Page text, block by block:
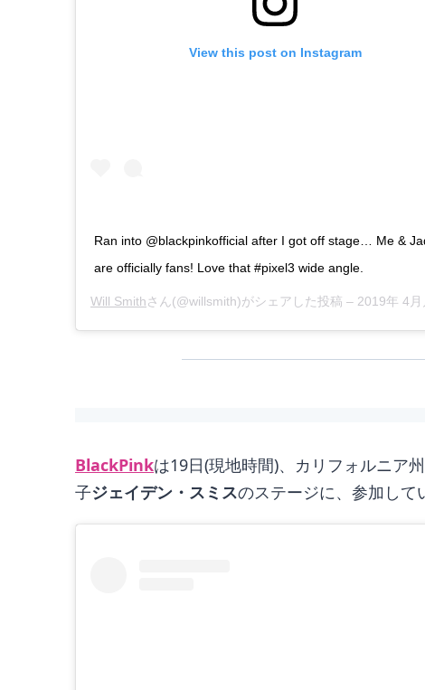
View this post on Instagram
Ran into @blackpinkofficial after I got off stage… Me &
are officially fans! Love that #pixel3 wide angle.
Will Smithさん(@willsmith)がシェアした投稿 – 2019年 4月月20日午後2時
BlackPinkは19日(現地時間)、カリフォルニア
子ジェイデン・スミスのステージに、参加して